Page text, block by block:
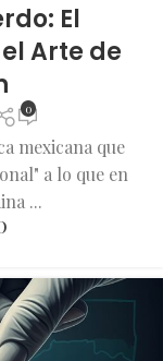
El
Arte de
0
mexicana que
a lo que en
...